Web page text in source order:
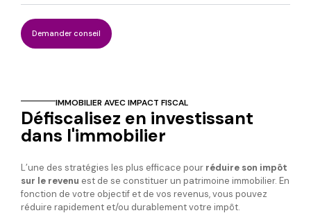
Demander conseil
IMMOBILIER AVEC IMPACT FISCAL
Défiscalisez en investissant
dans l'immobilier
L’une des stratégies les plus efficace pour réduire son impôt
sur le revenu est de se constituer un patrimoine immobilier. En
fonction de votre objectif et de vos revenus, vous pouvez
réduire rapidement et/ou durablement votre impôt.